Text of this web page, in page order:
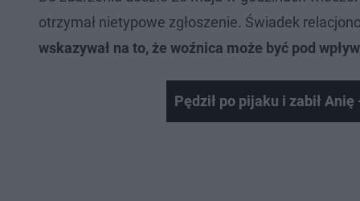
otrzymał nietypowe zgłoszenie. Świadek
wskazywał na to, że woźnica może być pod
Pędził po pijaku i zabił